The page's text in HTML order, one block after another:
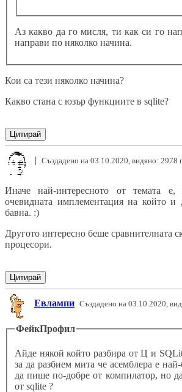
Аз какво да го мисля, ти как си го
направи по няколко начина.
Кои са тези няколко начина?
Какво стана с юзър функциите в sqlite?
Цитирай
| Създадено на 03.10.2020, видяно: 2978
Иначе най-интересното от темата
очевидната имплементация на който и
бавна. :)
Другото интересно беше сравнителната
процесори.
Цитирай
Евлампи Създадено на 03.10.2020,
ФейкПрофил
Айде някой който разбира от Ц и
за да разбием мита че асемблера е
да пише по-добре от компилатор, но
от sqlite ?